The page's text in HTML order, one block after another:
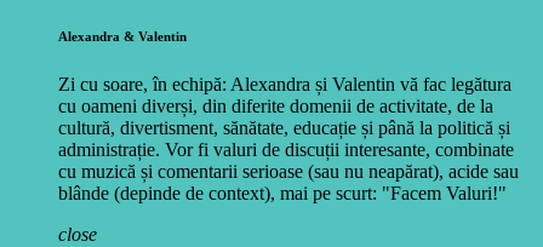
Alexandra & Valentin
Zi cu soare, în echipă: Alexandra și Valentin vă fac legătura
cu oameni diverși, din diferite domenii de activitate, de la
cultură, divertisment, sănătate, educație și până la politică și
administrație. Vor fi valuri de discuții interesante, combinate
cu muzică și comentarii serioase (sau nu neapărat), acide sau
blânde (depinde de context), mai pe scurt: "Facem Valuri!"
close